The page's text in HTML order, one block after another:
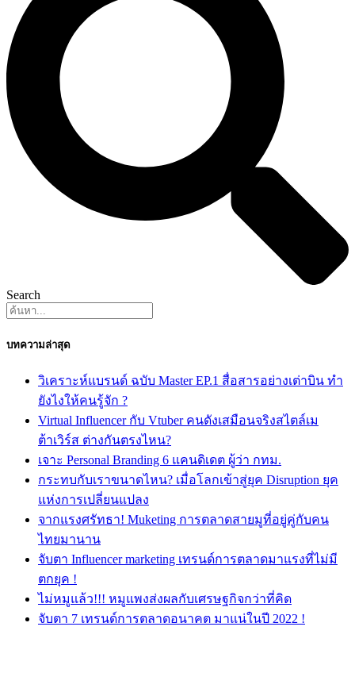
Search
บทความล่าสุด
วิเคราะห์แบรนด์ ฉบับ Master EP.1 สื่อสารอย่างเต่าบิน ทำ
ยังไงให้คนรู้จัก ?
Virtual Influencer กับ Vtuber คนดังเสมือนจริงสไตล์เม
ต้าเวิร์ส ต่างกันตรงไหน?
เจาะ Personal Branding 6 แคนดิเดต ผู้ว่า กทม.
กระทบกับเราขนาดไหน? เมื่อโลกเข้าสู่ยุค Disruption ยุค
แห่งการเปลี่ยนแปลง
จากแรงศรัทธา! Muketing การตลาดสายมูที่อยู่คู่กับคน
ไทยมานาน
จับตา Influencer marketing เทรนด์การตลาดมาแรงที่ไม่มี
ตกยุค !
ไม่หมูแล้ว!!! หมูแพงส่งผลกับเศรษฐกิจกว่าที่คิด
จับตา 7 เทรนด์การตลาดอนาคต มาแน่ในปี 2022 !